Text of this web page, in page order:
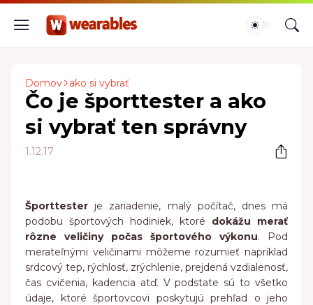
Domov ako si vybrať
Čo je športtester a ako
si vybrať ten správny
1.12.17
Športtester je zariadenie, malý počítač, dnes má
podobu športových hodiniek, ktoré dokážu merať
rôzne veličiny počas športového výkonu. Pod
merateľnými veličinami môžeme rozumieť napríklad
srdcový tep, rýchlosť, zrýchlenie, prejdená vzdialenosť,
čas cvičenia, kadencia atď. V podstate sú to všetko
údaje, ktoré športovcovi poskytujú prehľad o jeho